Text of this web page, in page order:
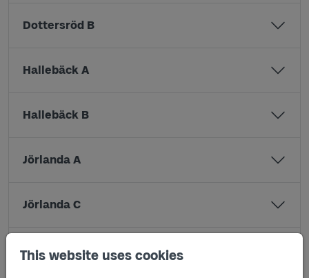
This website uses cookies
Dottersröd B
Hallebäck A
Hallebäck B
Jörlanda A
Jörlanda C
Jörlanda D